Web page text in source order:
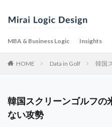
MBA & Business Logic Insights
HOME Data in Golf 韓国
韓国スクリーンゴルフ
ない攻勢